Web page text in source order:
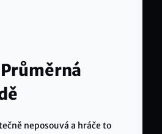
neposouvá a hráče to